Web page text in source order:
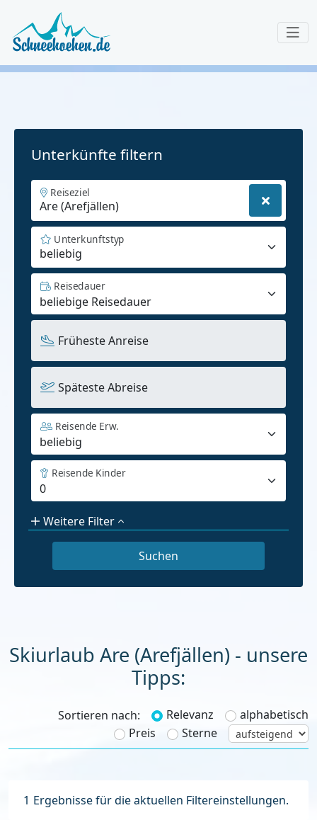
Unterkünfte filtern
Reiseziel
beliebig
Unterkunftstyp
Reisedauer
Früheste Anreise
Späteste Abreise
Reisende Erw.
Reisende Kinder
Weitere Filter
Skiurlaub Are (Arefjällen) - unsere
Tipps:
Sortieren nach: Relevanz
alphabetisch
Preis
Sterne
1 Ergebnisse für die aktuellen Filtereinstellungen.